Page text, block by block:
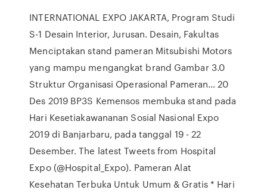
INTERNATIONAL EXPO JAKARTA, Program Studi
S-1 Desain Interior, Jurusan. Desain, Fakultas
Menciptakan stand pameran Mitsubishi Motors
yang mampu mengangkat brand Gambar 3.0
Struktur Organisasi Operasional Pameran… 20
Des 2019 BP3S Kemensos membuka stand pada
Hari Kesetiakawananan Sosial Nasional Expo
2019 di Banjarbaru, pada tanggal 19 - 22
Desember. The latest Tweets from Hospital
Expo (@Hospital_Expo). Pameran Alat
Kesehatan Terbuka Untuk Umum & Gratis * Hari